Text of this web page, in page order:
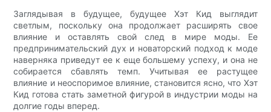
Заглядывая в будущее, будущее Хэт Кид выглядит
светлым, поскольку она продолжает расширять свое
влияние и оставлять свой след в мире моды. Ее
предпринимательский дух и новаторский подход к моде
наверняка приведут ее к еще большему успеху, и она не
собирается сбавлять темп. Учитывая ее растущее
влияние и неоспоримое влияние, становится ясно, что Хэт
Кид готова стать заметной фигурой в индустрии моды на
долгие годы вперед.